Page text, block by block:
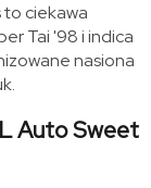
ciekawa
Tai '98 i indica
nasiona
Auto Sweet